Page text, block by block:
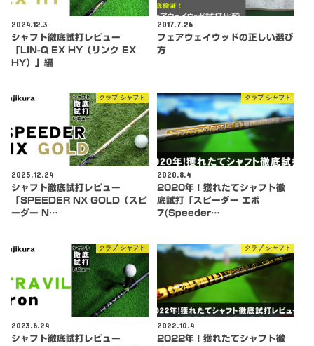
2024.12.3
シャフト徹底試打レビュー
「LIN-Q EX HY（リンク EX
HY）」編
2017.7.26
フェアウェイウッドの正しい選び
方
クラブ-シャフト
2025.12.24
シャフト徹底試打レビュー
「SPEEDER NX GOLD（スピ
ーダー N…
クラブ-シャフト
2020.8.4
2020年！獲れたてシャフト徹
底試打「スピーダー エボ
7(Speeder…
クラブ-シャフト
2023.6.24
シャフト徹底試打レビュー
クラブ-シャフト
2022.10.4
2022年！獲れたてシャフト徹